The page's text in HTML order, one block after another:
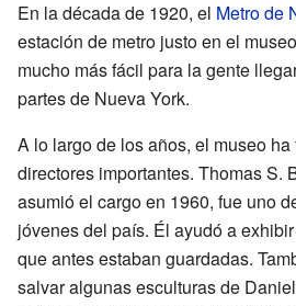
En la década de 1920, el Metro de
estación de metro justo en el
mucho más fácil para la gente
partes de Nueva York.
A lo largo de los años, el museo
directores importantes. Thomas S.
asumió el cargo en 1960, fue uno
jóvenes del país. Él ayudó a
que antes estaban guardadas.
salvar algunas esculturas de